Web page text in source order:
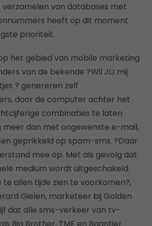
verzamelen van databases met
heeft op dit moment
prioriteit.
het gebied van mobile marketing
van de bekende ?Wil JIJ mij
? genereren zelf
door de computer achter het
combinaties te laten
meer dan met ongewenste e-mail,
geprikkeld op spam-sms. ?Daar
mee op. Met als gevolg dat
medium wordt uitgeschakeld.
allen tijde zien te voorkomen?,
Gielen, marketeer bij Golden
dat alle sms-verkeer van tv-
Big Brother, TMF en Baantjer